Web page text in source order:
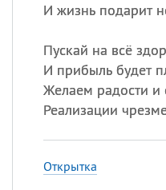
И жизнь подарит
Пускай на всё
И прибыль будет
Желаем радости и
Реализации
Открытка